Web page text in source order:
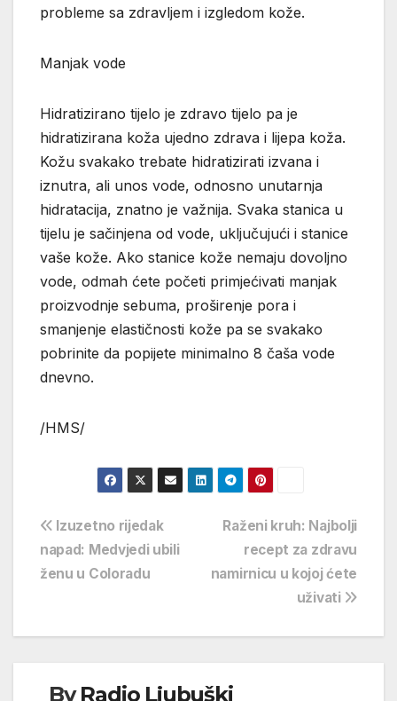
probleme sa zdravljem i izgledom kože.
Manjak vode
Hidratizirano tijelo je zdravo tijelo pa je
hidratizirana koža ujedno zdrava i lijepa koža.
Kožu svakako trebate hidratizirati izvana i
iznutra, ali unos vode, odnosno unutarnja
hidratacija, znatno je važnija. Svaka stanica u
tijelu je sačinjena od vode, uključujući i stanice
vaše kože. Ako stanice kože nemaju dovoljno
vode, odmah ćete početi primjećivati manjak
proizvodnje sebuma, proširenje pora i
smanjenje elastičnosti kože pa se svakako
pobrinite da popijete minimalno 8 čaša vode
dnevno.
/HMS/
Navigacija
objava
Raženi kruh: Najbolji
recept za zdravu
namirnicu u kojoj ćete
uživati
Izuzetno rijedak
napad: Medvjedi ubili
ženu u Coloradu
ByRadio Ljubuški